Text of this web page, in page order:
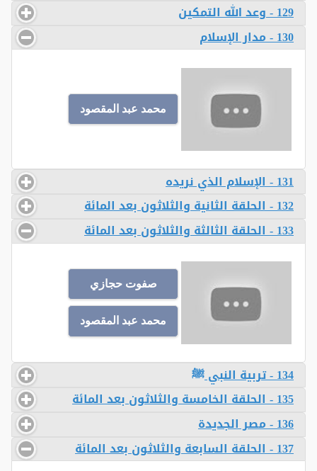
129 - وعد الله التمكين
130 - مدار الإسلام
محمد عبد المقصود
131 - الإسلام الذي نريده
132 - الحلقة الثانية والثلاثون بعد المائة
133 - الحلقة الثالثة والثلاثون بعد المائة
صفوت حجازي
محمد عبد المقصود
134 - تربية النبي ﷺ
135 - الحلقة الخامسة والثلاثون بعد المائة
136 - مصر الجديدة
137 - الحلقة السابعة والثلاثون بعد المائة